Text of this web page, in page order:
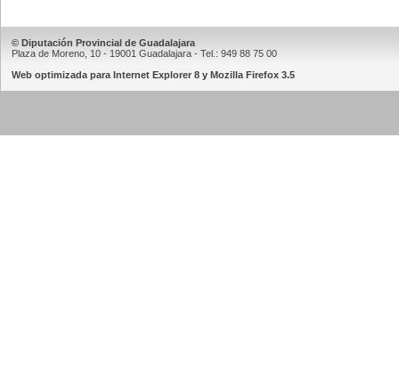
© Diputación Provincial de Guadalajara
Plaza de Moreno, 10 - 19001 Guadalajara - Tel.: 949 88 75 00
Web optimizada para Internet Explorer 8 y Mozilla Firefox 3.5